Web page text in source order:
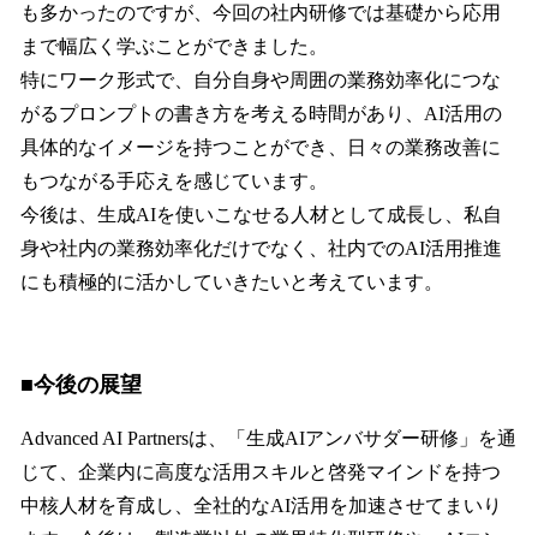
も多かったのですが、今回の社内研修では基礎から応用
まで幅広く学ぶことができました。
特にワーク形式で、自分自身や周囲の業務効率化につな
がるプロンプトの書き方を考える時間があり、AI活用の
具体的なイメージを持つことができ、日々の業務改善に
もつながる手応えを感じています。
今後は、生成AIを使いこなせる人材として成長し、私自
身や社内の業務効率化だけでなく、社内でのAI活用推進
にも積極的に活かしていきたいと考えています。
■今後の展望
Advanced AI Partnersは、「生成AIアンバサダー研修」を通
じて、企業内に高度な活用スキルと啓発マインドを持つ
中核人材を育成し、全社的なAI活用を加速させてまいり